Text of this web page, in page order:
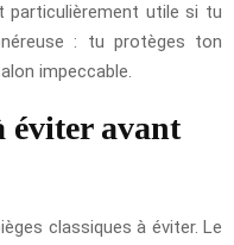
particulièrement utile si tu
: tu protèges ton
impeccable.
éviter avant
classiques à éviter. Le